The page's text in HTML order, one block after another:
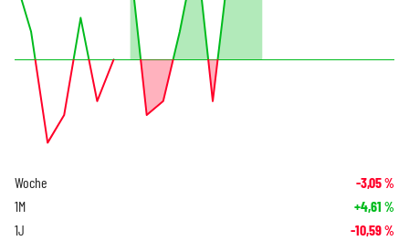
Woche -3,05%
1M +4,61 %
1J -10,59%